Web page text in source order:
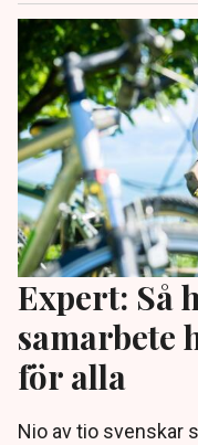
Expert: Så
samarbete
för alla
Nio av tio svenskar